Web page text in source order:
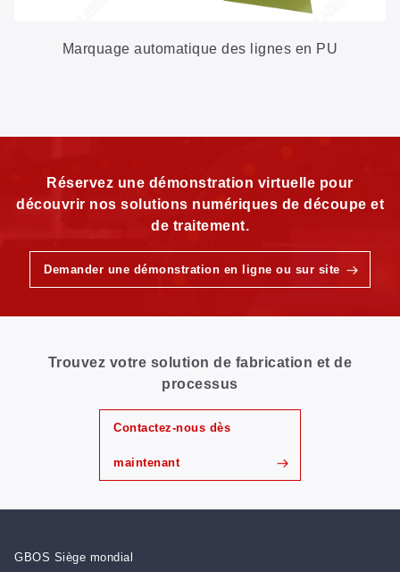
Marquage automatique des lignes en PU
Réservez une démonstration virtuelle pour
découvrir nos solutions numériques de découpe et
de traitement.
Demander une démonstration en ligne ou sur site
Trouvez votre solution de fabrication et de
processus
Contactez-nous dès
maintenant
GBOS Siège mondial